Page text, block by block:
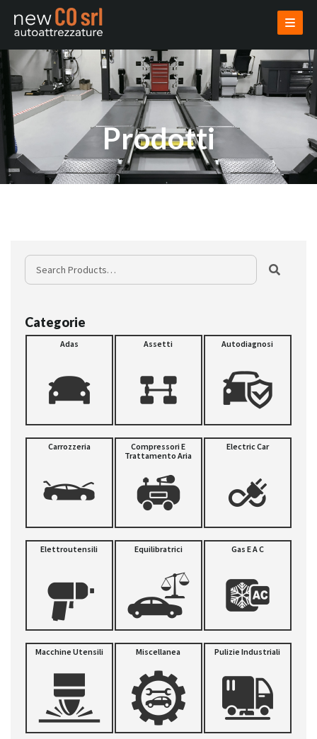
AZIENDA
PRODOTTI
VENDI USATO
INSTALLAZIONI
CONTATTI
AREA RISERVATA
Categorie
Adas Assetti Autodiagnosi
Carrozzeria
Compressori E
Trattamento Aria
Electric Car
Elettroutensili Equilibratrici Gas E A C
Macchine Utensili Miscellanea Pulizie Industriali